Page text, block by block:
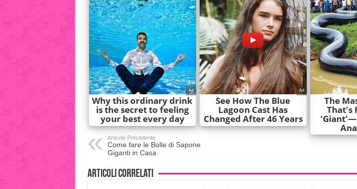
Articolo Precedente
Come fare le Bolle di Sapone
Giganti in Casa
Articoli correlati